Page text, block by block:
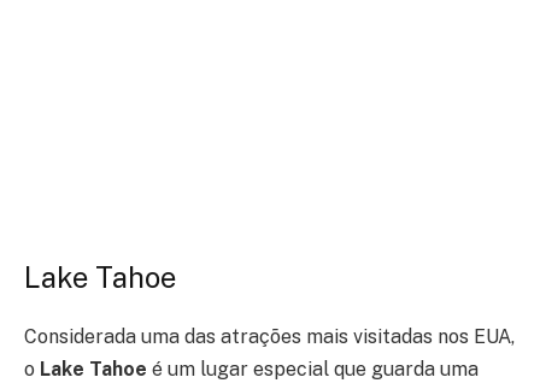
Lake Tahoe
Considerada uma das atrações mais visitadas nos EUA,
o Lake Tahoe é um lugar especial que guarda uma